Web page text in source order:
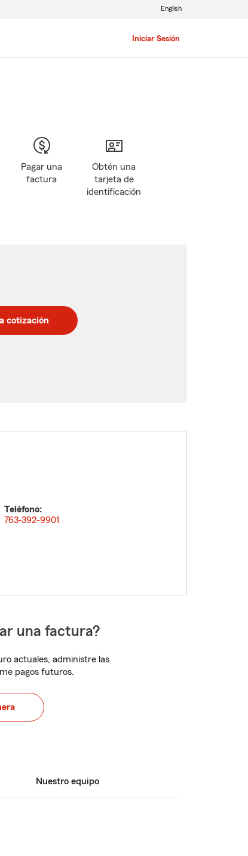
Iniciar Sesión
English
Pagar una
factura
Obtén una
tarjeta de
identificación
cotización
Teléfono:
763-392-9901
una factura?
actuales, administre las
pagos futuros.
Nuestro equipo